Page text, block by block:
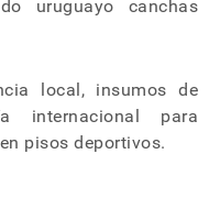
uruguayo canchas
local, insumos de
internacional para
pisos deportivos.